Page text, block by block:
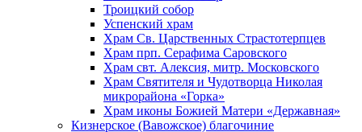
Троицкий собор
Успенский храм
Храм Св. Царственных Страстотерпцев
Храм прп. Серафима Саровского
Храм свт. Алексия, митр. Московского
Храм Святителя и Чудотворца Николая
микрорайона «Горка»
Храм иконы Божией Матери «Державная»
Кизнерское (Вавожское) благочиние